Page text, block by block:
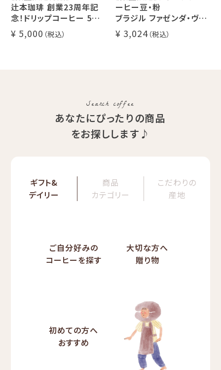
辻本珈琲 創業23周年記
念！ドリップコーヒー 5種
50杯セット
アニバーサリーブレンド
5,000
ーヒー豆・粉
ブラジル ファゼンダ・ヴァ
レ・ド・クリスタル（100g /
200g / 1kg）
3,024
Search coffee
あなたにぴったりの商品
をお探しします♪
ギフト&
デイリー
商品
カテゴリー
こだわりの
産地
ご自分好みの
コーヒーを探す
大切な方へ
贈り物
初めての方へ
おすすめ